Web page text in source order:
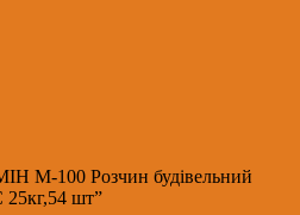
М-100 Розчин будівельний
шт”